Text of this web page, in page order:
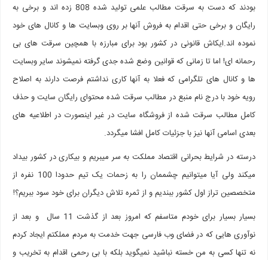
بودند که دست به سرقت مطالب علمی تولید شده 808 زده اند و برخی به
رایگان و برخی حتی اقدام به فروش آنها بر روی وبسایت ها و کانال های خود
نموده اند.ایکاش قانونی در کشور بود برای مبارزه با همچین سرقت های بی
رحمانه ای! اما تا زمانی که قوانین وضع شده جدی گرفته نمیشوند سایر وبسایت
ها و کانال های تلگرامی که فعلا به آنها کاری نداشتم فرصت دارند به اصلاح
رویه خود با درج نام منبع در مطالب سرقت شده محتوای رایگان سایت و حذف
کامل مطالب سرقت شده از فروشگاه سایت در غیر اینصورت در اطلاعیه های
بعدی اسامی آنها نیز با جزئیات کامل افشا میگردد.
درسته در شرایط بحرانی اقتصاد مملکت به سر میبریم و بیکاری در کشور بیداد
میکند ولی آیا میتوانیم چشممان را به زحمات یک تیم حدودا 100 نفره از
متخصصین تراز اول کشور ببندیم و از ثمره تلاش دیگران برای خود سود ببریم؟!
بسیار بسیار برای خودم متاسفم که امروز بعد از گذشت 11 سال و بعد از
نوآوری هایی که در فضای وب فارسی جهت خدمت به مردم مملکتم ایجاد کردم
نه تنها کسی به من خسته نباشید نمیگوید بلکه با بی رحمی اقدام به تخریب و